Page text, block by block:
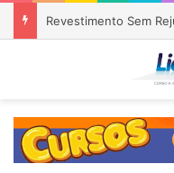
Piso Epóxi em